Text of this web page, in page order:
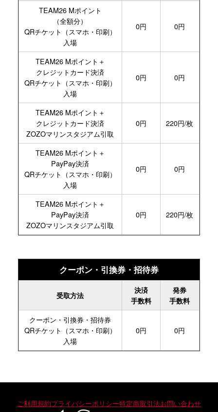
TEAM26 Mポイント
（全額分）
QRチケット （スマホ・印刷）
入場
0円 0円
TEAM26 Mポイント＋
クレジット カード決済
QRチケット （スマホ・印刷）
入場
0円 0円
TEAM26 Mポイント＋
クレジット カード決済
ZOZOマリンスタジアム引取
0円 220円/枚
TEAM26 Mポイント＋
PayPay決済
QRチケット （スマホ・印刷）
入場
0円 0円
TEAM26 Mポイント＋
PayPay決済
ZOZOマリンスタジアム引取
0円 220円/枚
クーポン・引換券・招待券
受取方法
決済
手数料
発券
手数料
クーポン・ 引換券・招待券
QRチケット （スマホ・印刷）
入場
0円 0円
ご利用規約プライバシーポリシー特定商取引法お問い合わせ